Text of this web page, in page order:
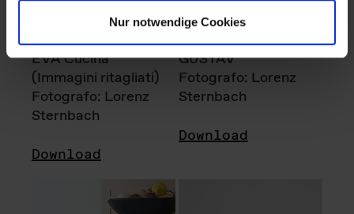
Nur notwendige Cookies
EVA Cucina
(Immagini ritagliati)
Fotografo: Lorenz
Sternbach
Download
GUSTAV
Fotografo: Lorenz
Sternbach
Download